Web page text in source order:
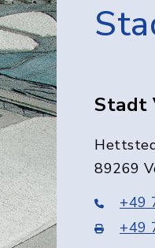
Stadt
89269
+49
+49